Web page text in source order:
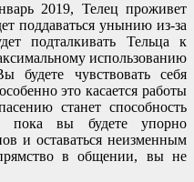
2019, Телец проживет
поддаваться унынию из-за
подталкивать Тельца к
использованию
будете чувствовать себя
это касается работы
станет способность
пока вы будете упорно
и оставаться неизменным
в общении, вы не